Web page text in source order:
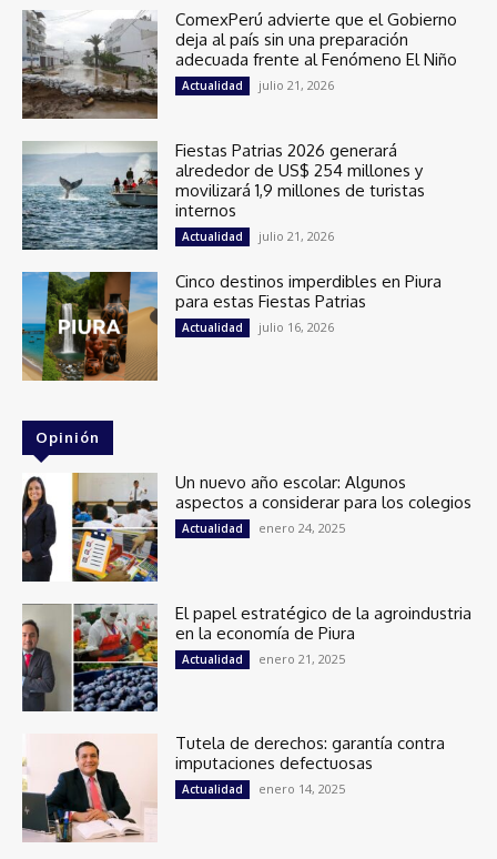
ComexPerú advierte que el Gobierno
deja al país sin una preparación
adecuada frente al Fenómeno El Niño
Actualidad julio 21, 2026
Fiestas Patrias 2026 generará
alrededor de US$ 254 millones y
movilizará 1,9 millones de turistas
internos
Actualidad julio 21, 2026
Cinco destinos imperdibles en Piura
para estas Fiestas Patrias
Actualidad julio 16, 2026
Opinión
Un nuevo año escolar: Algunos
aspectos a considerar para los colegios
Actualidad enero 24, 2025
El papel estratégico de la agroindustria
en la economía de Piura
Actualidad enero 21, 2025
Tutela de derechos: garantía contra
imputaciones defectuosas
Actualidad enero 14, 2025